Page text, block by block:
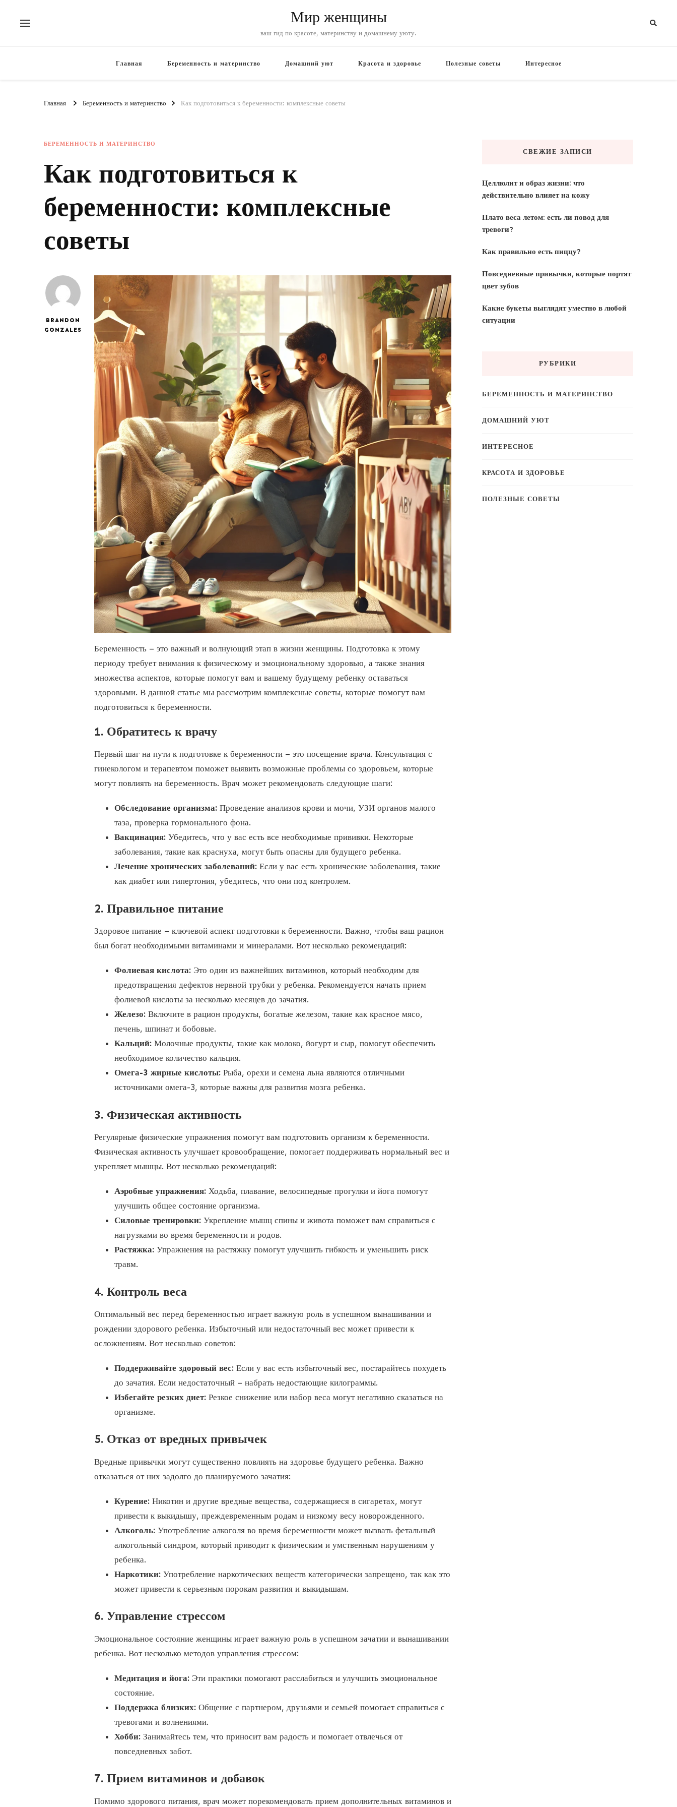
Мир женщины
ваш гид по красоте, материнству и домашнему уюту.
Главная Беременность и материнство Домашний уют Красота и здоровье Полезные советы Интересное
Главная Беременность и материнство Как подготовиться к беременности: комплексные советы
БЕРЕМЕННОСТЬ И МАТЕРИНСТВО
Как подготовиться к
беременности: комплексные
советы
BRANDON
GONZALES
Беременность – это важный и волнующий этап в жизни женщины. Подготовка к этому
периоду требует внимания к физическому и эмоциональному здоровью, а также знания
множества аспектов, которые помогут вам и вашему будущему ребенку оставаться
здоровыми. В данной статье мы рассмотрим комплексные советы, которые помогут вам
подготовиться к беременности.
1. Обратитесь к врачу
Первый шаг на пути к подготовке к беременности – это посещение врача. Консультация с
гинекологом и терапевтом поможет выявить возможные проблемы со здоровьем, которые
могут повлиять на беременность. Врач может рекомендовать следующие шаги:
Обследование организма: Проведение анализов крови и мочи, УЗИ органов малого
таза, проверка гормонального фона.
Вакцинация: Убедитесь, что у вас есть все необходимые прививки. Некоторые
заболевания, такие как краснуха, могут быть опасны для будущего ребенка.
Лечение хронических заболеваний: Если у вас есть хронические заболевания, такие
как диабет или гипертония, убедитесь, что они под контролем.
2. Правильное питание
Здоровое питание – ключевой аспект подготовки к беременности. Важно, чтобы ваш рацион
был богат необходимыми витаминами и минералами. Вот несколько рекомендаций:
Фолиевая кислота: Это один из важнейших витаминов, который необходим для
предотвращения дефектов нервной трубки у ребенка. Рекомендуется начать прием
фолиевой кислоты за несколько месяцев до зачатия.
Железо: Включите в рацион продукты, богатые железом, такие как красное мясо,
печень, шпинат и бобовые.
Кальций: Молочные продукты, такие как молоко, йогурт и сыр, помогут обеспечить
необходимое количество кальция.
Омега-3 жирные кислоты: Рыба, орехи и семена льна являются отличными
источниками омега-3, которые важны для развития мозга ребенка.
3. Физическая активность
Регулярные физические упражнения помогут вам подготовить организм к беременности.
Физическая активность улучшает кровообращение, помогает поддерживать нормальный вес и
укрепляет мышцы. Вот несколько рекомендаций:
Аэробные упражнения: Ходьба, плавание, велосипедные прогулки и йога помогут
улучшить общее состояние организма.
Силовые тренировки: Укрепление мышц спины и живота поможет вам справиться с
нагрузками во время беременности и родов.
Растяжка: Упражнения на растяжку помогут улучшить гибкость и уменьшить риск
травм.
4. Контроль веса
Оптимальный вес перед беременностью играет важную роль в успешном вынашивании и
рождении здорового ребенка. Избыточный или недостаточный вес может привести к
осложнениям. Вот несколько советов:
Поддерживайте здоровый вес: Если у вас есть избыточный вес, постарайтесь похудеть
до зачатия. Если недостаточный – набрать недостающие килограммы.
Избегайте резких диет: Резкое снижение или набор веса могут негативно сказаться на
организме.
5. Отказ от вредных привычек
Вредные привычки могут существенно повлиять на здоровье будущего ребенка. Важно
отказаться от них задолго до планируемого зачатия:
Курение: Никотин и другие вредные вещества, содержащиеся в сигаретах, могут
привести к выкидышу, преждевременным родам и низкому весу новорожденного.
Алкоголь: Употребление алкоголя во время беременности может вызвать фетальный
алкогольный синдром, который приводит к физическим и умственным нарушениям у
ребенка.
Наркотики: Употребление наркотических веществ категорически запрещено, так как это
может привести к серьезным порокам развития и выкидышам.
6. Управление стрессом
Эмоциональное состояние женщины играет важную роль в успешном зачатии и вынашивании
ребенка. Вот несколько методов управления стрессом:
Медитация и йога: Эти практики помогают расслабиться и улучшить эмоциональное
состояние.
Поддержка близких: Общение с партнером, друзьями и семьей помогает справиться с
тревогами и волнениями.
Хобби: Занимайтесь тем, что приносит вам радость и помогает отвлечься от
повседневных забот.
7. Прием витаминов и добавок
Помимо здорового питания, врач может порекомендовать прием дополнительных витаминов и
СВЕЖИЕ ЗАПИСИ
Целлюлит и образ жизни: что
действительно влияет на кожу
Плато веса летом: есть ли повод для
тревоги?
Как правильно есть пиццу?
Повседневные привычки, которые портят
цвет зубов
Какие букеты выглядят уместно в любой
ситуации
РУБРИКИ
БЕРЕМЕННОСТЬ И МАТЕРИНСТВО
ДОМАШНИЙ УЮТ
ИНТЕРЕСНОЕ
КРАСОТА И ЗДОРОВЬЕ
ПОЛЕЗНЫЕ СОВЕТЫ